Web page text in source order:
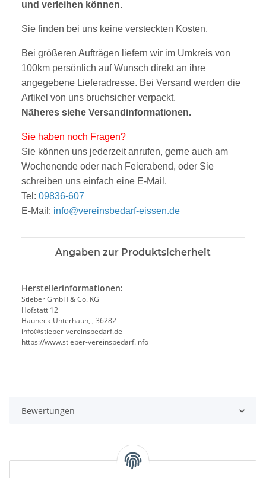
und verleihen können.
Sie finden bei uns keine versteckten Kosten.
Bei größeren Aufträgen liefern wir im Umkreis von
100km persönlich auf Wunsch direkt an ihre
angegebene Lieferadresse. Bei Versand werden die
Artikel von uns bruchsicher verpackt.
Näheres siehe Versandinformationen.
Sie haben noch Fragen?
Sie können uns jederzeit anrufen, gerne auch am
Wochenende oder nach Feierabend, oder Sie
schreiben uns einfach eine E-Mail.
Tel: 09836-607
E-Mail: info@vereinsbedarf-eissen.de
Angaben zur Produktsicherheit
Herstellerinformationen:
Stieber GmbH & Co. KG
Hofstatt 12
Hauneck-Unterhaun, , 36282
info@stieber-vereinsbedarf.de
https://www.stieber-vereinsbedarf.info
Bewertungen